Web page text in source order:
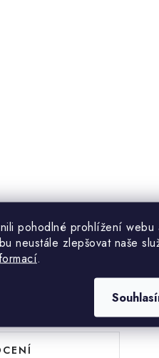
pohodlné prohlížení webu
neustále zlepšovat naše
.
(0)